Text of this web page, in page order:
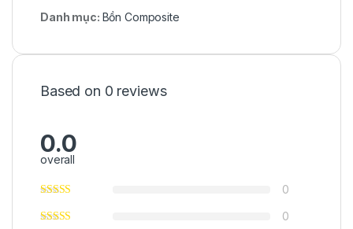
Danh mục: Bồn Composite
Based on 0 reviews
0.0
overall
0
0